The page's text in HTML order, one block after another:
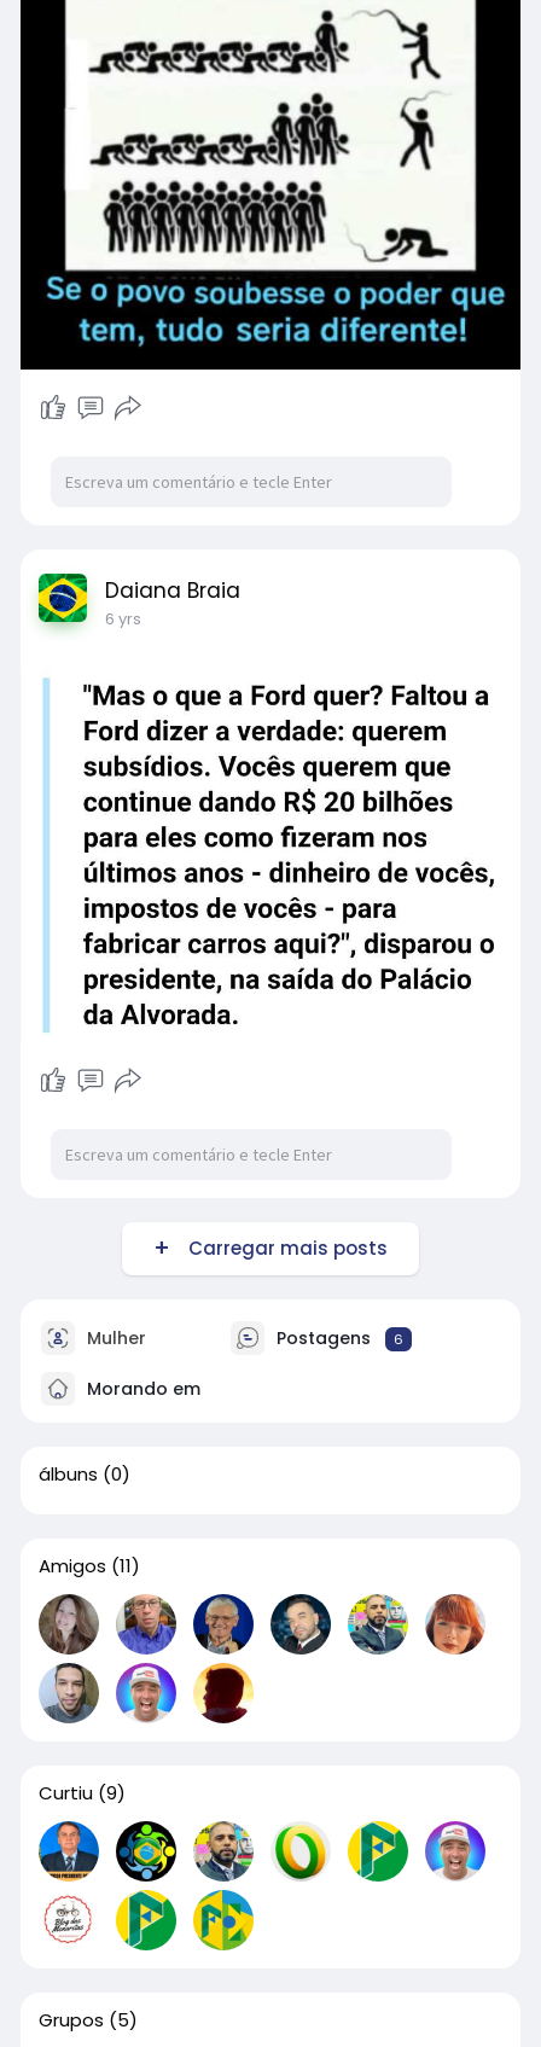
Daiana Braia
6 yrs
Carregar mais posts
Mulher Postagens 6
Morando em
álbuns (0)
Amigos (11)
Curtiu (9)
Grupos (5)